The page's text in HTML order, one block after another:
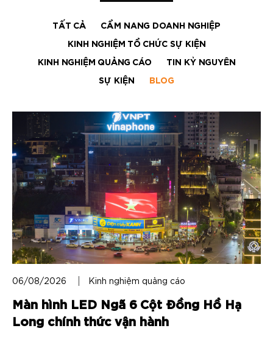
TẤT CẢ CẨM NANG DOANH NGHIỆP
KINH NGHIỆM TỔ CHỨC SỰ KIỆN
KINH NGHIỆM QUẢNG CÁO TIN KỶ NGUYÊN
SỰ KIỆN BLOG
06/08/2026 Kinh nghiệm quảng cáo
Màn hình LED Ngã 6 Cột Đồng Hồ Hạ
Long chính thức vận hành